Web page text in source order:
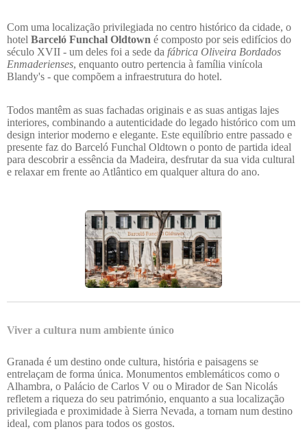
Com uma localização privilegiada no centro histórico da cidade, o
hotel Barceló Funchal Oldtown é composto por seis edifícios do
século XVII - um deles foi a sede da fábrica Oliveira Bordados
Enmaderienses, enquanto outro pertencia à família vinícola
Blandy's - que compõem a infraestrutura do hotel.
Todos mantêm as suas fachadas originais e as suas antigas lajes
interiores, combinando a autenticidade do legado histórico com um
design interior moderno e elegante. Este equilíbrio entre passado e
presente faz do Barceló Funchal Oldtown o ponto de partida ideal
para descobrir a essência da Madeira, desfrutar da sua vida cultural
e relaxar em frente ao Atlântico em qualquer altura do ano.
Viver a cultura num ambiente único
Granada é um destino onde cultura, história e paisagens se
entrelaçam de forma única. Monumentos emblemáticos como o
Alhambra, o Palácio de Carlos V ou o Mirador de San Nicolás
refletem a riqueza do seu património, enquanto a sua localização
privilegiada e proximidade à Sierra Nevada, a tornam num destino
ideal, com planos para todos os gostos.